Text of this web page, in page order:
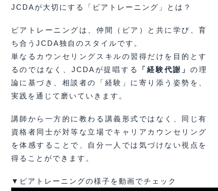
JCDAが大切にする「ピアトレーニング」とは？
ピアトレーニングは、仲間（ピア）と共に学び、育
ち合うJCDA独自のスタイルです。
単なるカウンセリングスキルの習得だけを目的とす
るのではなく、JCDAが提唱する
「経験代謝」 の理
論に基づき、相談者の「経験」に寄り添う姿勢を、
実践を通じて磨いていきます。
講師から一方的に教わる講義形式ではなく、同じ有
資格者同士が対等な立場でキャリアカウンセリング
を体感することで、自分一人では気づけない視点を
得ることができます。
▼ピアトレーニングの様子を動画でチェック